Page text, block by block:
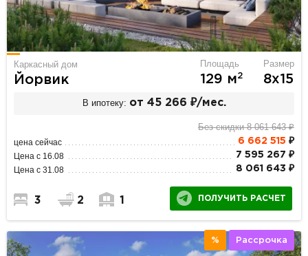
Каркасный дом
Йорвик
Площадь
129 м2
Размер
8х15
В ипотеку: от 45 266 ₽/мес.
Без скидки 8 061 643 ₽
цена сейчас 6 662 515 ₽
Цена с 16.08 7 595 267 ₽
Цена с 31.08 8 061 643 ₽
3 2 1 ПОЛУЧИТЬ РАСЧЕТ
% Рассрочка